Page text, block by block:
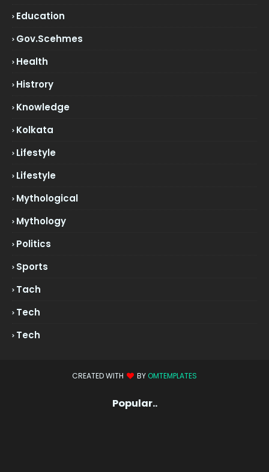
Education
Gov.scehmes
Health
Histrory
Knowledge
Kolkata
Lifestyle
Lifestyle
Mythological
Mythology
Politics
Sports
Tach
Tech
Tech
CREATED WITH BY OMTEMPLATES
Popular..